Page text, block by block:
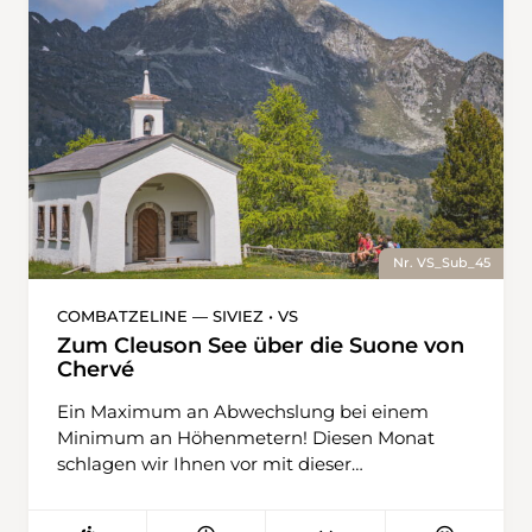
Nr. VS_Sub_45
COMBATZELINE — SIVIEZ • VS
Zum Cleuson See über die Suone von
Chervé
Ein Maximum an Abwechslung bei einem
Minimum an Höhenmetern! Diesen Monat
schlagen wir Ihnen vor mit dieser